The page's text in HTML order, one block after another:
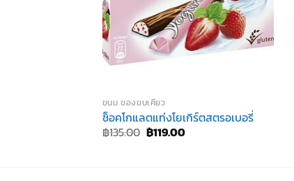
ขนม ของขบเคี้ยว
ช็อคโกแลตแท่งโยเกิร์ตสตรอเบอรี่
฿135.00 Original
price
฿119.00Current